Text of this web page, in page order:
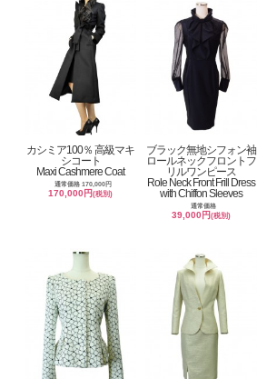
カシミア100％ 高級マキ
シコート
Maxi Cashmere Coat
通常価格 170,000円
170,000円(税別)
ブラック無地シフォン袖
ロールネックフロントフ
リルワンピース
Role Neck Front Frill Dress
with Chiffon Sleeves
通常価格
39,000円(税別)